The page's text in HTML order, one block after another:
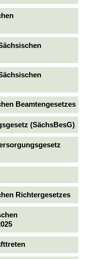
Beamtengesetzes
(SächsBesG)
Richtergesetzes